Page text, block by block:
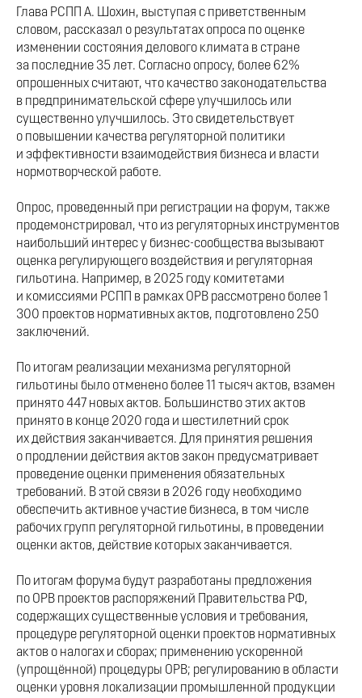
Глава РСПП А. Шохин, выступая с приветственным
словом, рассказал о результатах опроса по оценке
изменении состояния делового климата в стране
за последние 35 лет. Согласно опросу, более 62%
опрошенных считают, что качество законодательства
в предпринимательской сфере улучшилось или
существенно улучшилось. Это свидетельствует
о повышении качества регуляторной политики
и эффективности взаимодействия бизнеса и власти
нормотворческой работе.
Опрос, проведенный при регистрации на форум, также
продемонстрировал, что из регуляторных инструментов
наибольший интерес у бизнес-сообщества вызывают
оценка регулирующего воздействия и регуляторная
гильотина. Например, в 2025 году комитетами
и комиссиями РСПП в рамках ОРВ рассмотрено более 1
300 проектов нормативных актов, подготовлено 250
заключений.
По итогам реализации механизма регуляторной
гильотины было отменено более 11 тысяч актов, взамен
принято 447 новых актов. Большинство этих актов
принято в конце 2020 года и шестилетний срок
их действия заканчивается. Для принятия решения
о продлении действия актов закон предусматривает
проведение оценки применения обязательных
требований. В этой связи в 2026 году необходимо
обеспечить активное участие бизнеса, в том числе
рабочих групп регуляторной гильотины, в проведении
оценки актов, действие которых заканчивается.
По итогам форума будут разработаны предложения
по ОРВ проектов распоряжений Правительства РФ,
содержащих существенные условия и требования,
процедуре регуляторной оценки проектов нормативных
актов о налогах и сборах; применению ускоренной
(упрощённой) процедуры ОРВ; регулированию в области
оценки уровня локализации промышленной продукции